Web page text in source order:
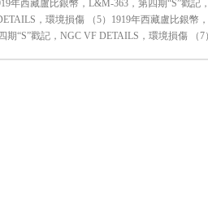
年西藏盧比銀幣，L&M-363，第四期“S”戳
，環境損傷 （5）1919年西藏盧比銀
“S”戳記，NGC VF DETAILS，環境損傷 （